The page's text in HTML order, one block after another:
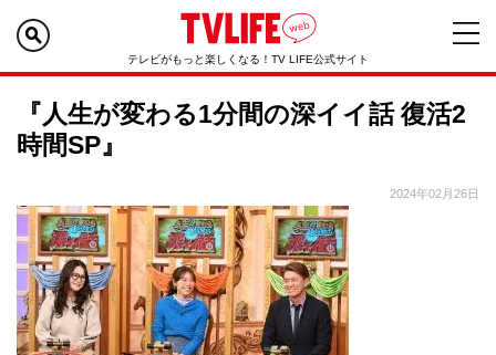
テレビがもっと楽しくなる！TV LIFE公式サイト
『人生が変わる1分間の深イイ話 復活2
時間SP』
2024年02月26日